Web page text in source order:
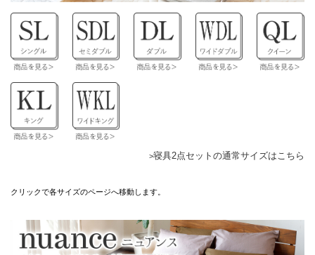
寝具2点セットの通常サイズはこちら
クリックで各サイズのページへ移動します。